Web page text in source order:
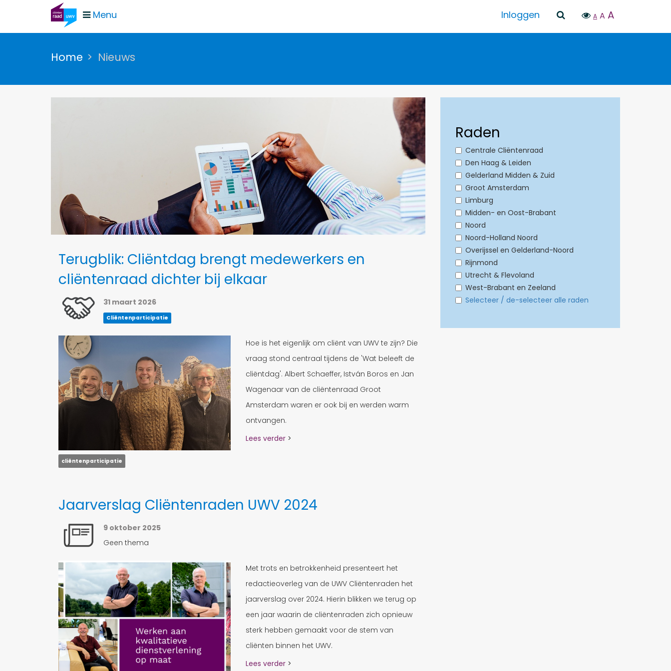
Menu A A A
Inloggen
Home Nieuws
Terugblik: Cliëntdag brengt medewerkers en
cliëntenraad dichter bij elkaar
31 maart 2026
Cliëntenparticipatie
Hoe is het eigenlijk om cliënt van UWV te zijn? Die
vraag stond centraal tijdens de 'Wat beleeft de
cliëntdag'. Albert Schaeffer, István Boros en Jan
Wagenaar van de cliëntenraad Groot
Amsterdam waren er ook bij en werden warm
ontvangen.
Lees verder
cliëntenparticipatie
Jaarverslag Cliëntenraden UWV 2024
9 oktober 2025
Geen thema
Met trots en betrokkenheid presenteert het
redactieoverleg van de UWV Cliëntenraden het
jaarverslag over 2024. Hierin blikken we terug op
een jaar waarin de cliëntenraden zich opnieuw
sterk hebben gemaakt voor de stem van
cliënten binnen het UWV.
Lees verder
Raden
Centrale Cliëntenraad
Den Haag & Leiden
Gelderland Midden & Zuid
Groot Amsterdam
Limburg
Midden- en Oost-Brabant
Noord
Noord-Holland Noord
Overijssel en Gelderland-Noord
Rijnmond
Utrecht & Flevoland
West-Brabant en Zeeland
Selecteer / de-selecteer alle raden